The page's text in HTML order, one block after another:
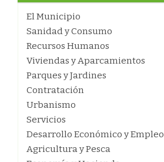
El Municipio
Sanidad y Consumo
Recursos Humanos
Viviendas y Aparcamientos
Parques y Jardines
Contratación
Urbanismo
Servicios
Desarrollo Económico y Empleo
Agricultura y Pesca